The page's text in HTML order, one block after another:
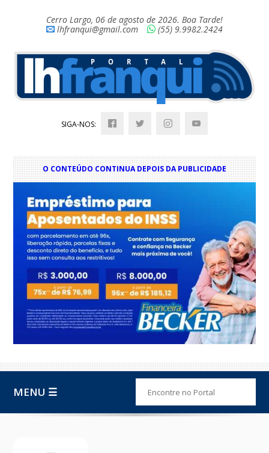
Cerro Largo, 06 de agosto de 2026. Boa Tarde!
lhfranqui@gmail.com
(55) 9.9982.2424
SIGA-NOS:
O CONTEÚDO CONTINUA DEPOIS DA PUBLICIDADE
MENU ☰